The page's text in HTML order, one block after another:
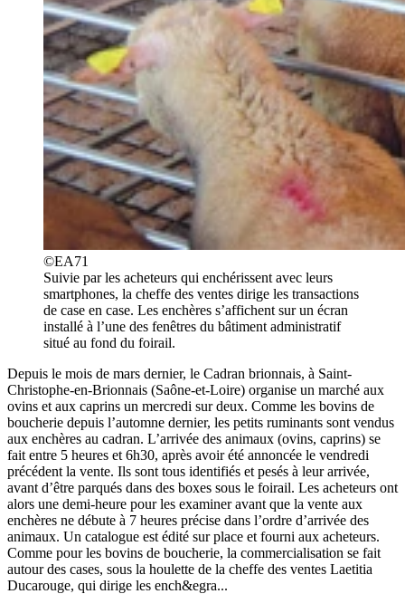
©EA71
Suivie par les acheteurs qui enchérissent avec leurs
smartphones, la cheffe des ventes dirige les transactions
de case en case. Les enchères s’affichent sur un écran
installé à l’une des fenêtres du bâtiment administratif
situé au fond du foirail.
Depuis le mois de mars dernier, le Cadran brionnais, à Saint-
Christophe-en-Brionnais (Saône-et-Loire) organise un marché aux
ovins et aux caprins un mercredi sur deux. Comme les bovins de
boucherie depuis l’automne dernier, les petits ruminants sont vendus
aux enchères au cadran. L’arrivée des animaux (ovins, caprins) se
fait entre 5 heures et 6h30, après avoir été annoncée le vendredi
précédent la vente. Ils sont tous identifiés et pesés à leur arrivée,
avant d’être parqués dans des boxes sous le foirail. Les acheteurs ont
alors une demi-heure pour les examiner avant que la vente aux
enchères ne débute à 7 heures précise dans l’ordre d’arrivée des
animaux. Un catalogue est édité sur place et fourni aux acheteurs.
Comme pour les bovins de boucherie, la commercialisation se fait
autour des cases, sous la houlette de la cheffe des ventes Laetitia
Ducarouge, qui dirige les ench&egra...